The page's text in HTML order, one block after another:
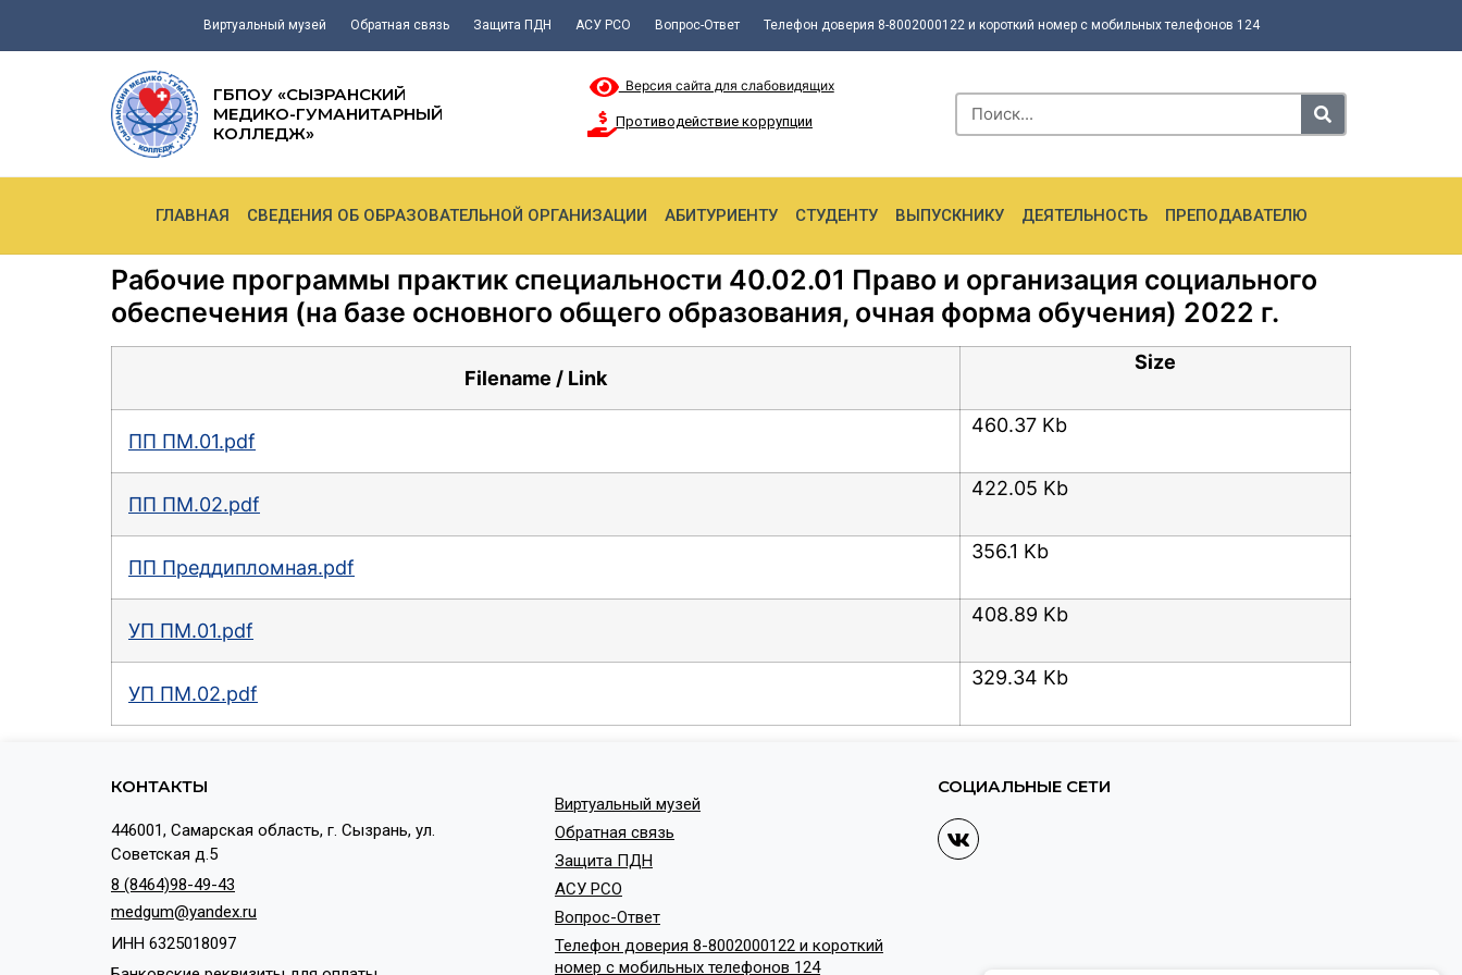
Виртуальный музей Обратная связь Защита ПДН АСУ РСО Вопрос-Ответ Телефон доверия 8-8002000122 и короткий номер с мобильных телефонов 124
ГБПОУ «СЫЗРАНСКИЙ
МЕДИКО-ГУМАНИТАРНЫЙ
КОЛЛЕДЖ»
Версия сайта для слабовидящих
Противодействие коррупции
ГЛАВНАЯ СВЕДЕНИЯ ОБ ОБРАЗОВАТЕЛЬНОЙ ОРГАНИЗАЦИИ АБИТУРИЕНТУ СТУДЕНТУ ВЫПУСКНИКУ ДЕЯТЕЛЬНОСТЬ ПРЕПОДАВАТЕЛЮ
Рабочие программы практик специальности 40.02.01 Право и организация социального
обеспечения (на базе основного общего образования, очная форма обучения) 2022 г.
Filename / Link
Size
ПП ПМ.01.pdf
460.37 Kb
ПП ПМ.02.pdf
422.05 Kb
ПП Преддипломная.pdf
356.1 Kb
УП ПМ.01.pdf
408.89 Kb
УП ПМ.02.pdf
329.34 Kb
КОНТАКТЫ
446001, Самарская область, г. Сызрань, ул.
Советская д.5
8 (8464)98-49-43
medgum@yandex.ru
ИНН 6325018097
Виртуальный музей
Обратная связь
Защита ПДН
АСУ РСО
Вопрос-Ответ
Телефон доверия 8-8002000122 и короткий
номер с мобильных телефонов 124
СОЦИАЛЬНЫЕ СЕТИ